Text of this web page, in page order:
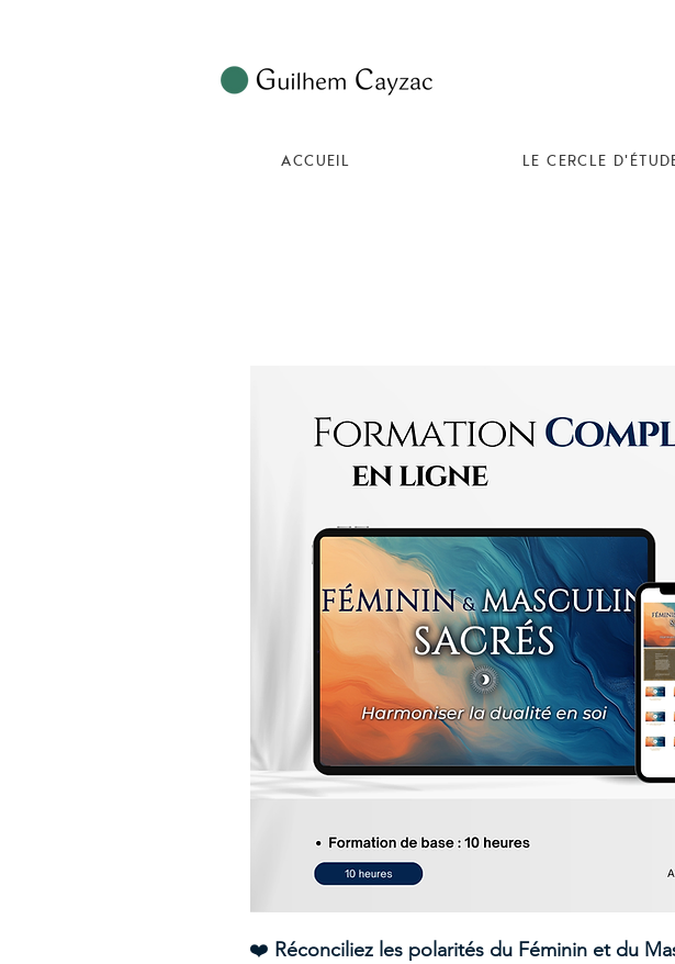
ACCUEIL LE CERCLE
❤️ Réconciliez les polarités du Féminin et du